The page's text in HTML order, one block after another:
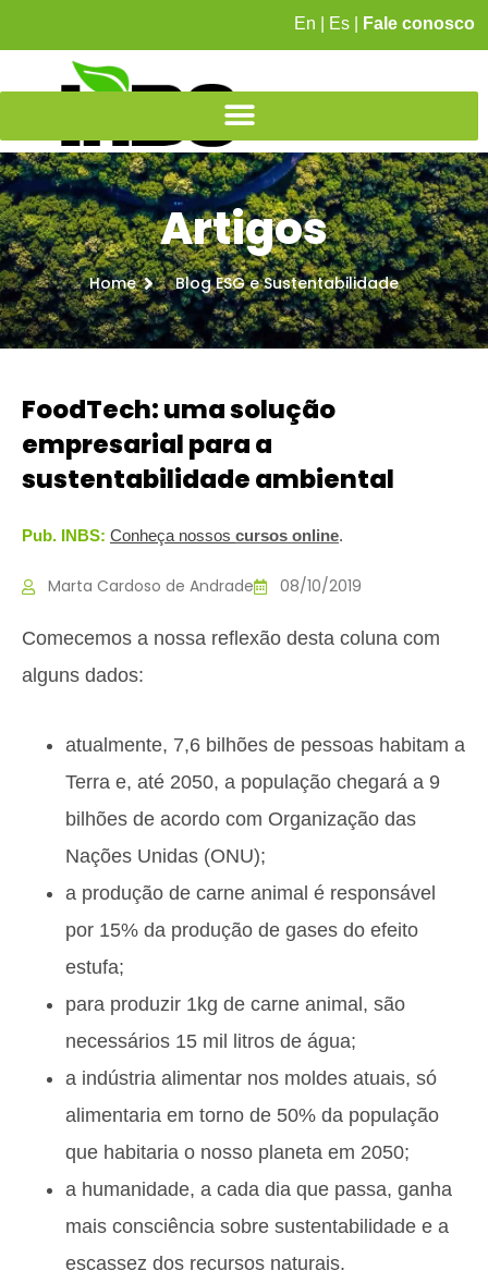
En Es Fale conosco
Artigos
Home Blog ESG e Sustentabilidade
FoodTech: uma solução
empresarial para a
sustentabilidade ambiental
Pub. INBS: Conheça nossos cursos online.
Marta Cardoso de Andrade 08/10/2019
Comecemos a nossa reflexão desta coluna com
alguns dados:
atualmente, 7,6 bilhões de pessoas habitam a
Terra e, até 2050, a população chegará a 9
bilhões de acordo com Organização das
Nações Unidas (ONU);
a produção de carne animal é responsável
por 15% da produção de gases do efeito
estufa;
para produzir 1kg de carne animal, são
necessários 15 mil litros de água;
a indústria alimentar nos moldes atuais, só
alimentaria em torno de 50% da população
que habitaria o nosso planeta em 2050;
a humanidade, a cada dia que passa, ganha
mais consciência sobre sustentabilidade e a
escassez dos recursos naturais.